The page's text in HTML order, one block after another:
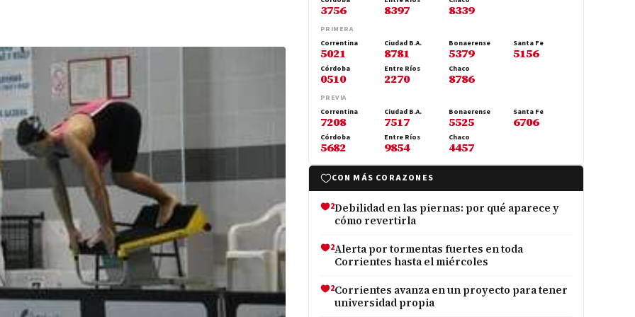
3756 8397 8339
PRIMERA
Correntina
5021
Ciudad B.A.
8781
Bonaerense
5379
Santa Fe
5156
Córdoba
0510
Entre Ríos
2270
Chaco
8786
PREVIA
Correntina
7208
Ciudad B.A.
7517
Bonaerense
5525
Santa Fe
6706
Córdoba
5682
Entre Ríos
9854
Chaco
4457
CON MÁS CORAZONES
2Debilidad en las piernas: por qué aparece y
cómo revertirla
2Alerta por tormentas fuertes en toda
Corrientes hasta el miércoles
2Corrientes avanza en un proyecto para tener
universidad propia